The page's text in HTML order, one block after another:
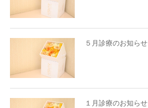
５月診療のお知らせ
１月診療のお知らせ